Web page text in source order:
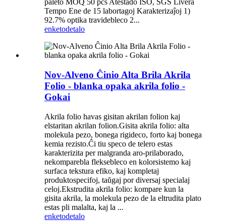
paleto MOQ 50 pcs Atestado ISO, SGS Livera
Tempo Ene de 15 labortagoj Karakterizaĵoj 1)
92.7% optika travidebleco 2...
enketodetalo
Nov-Alveno Ĉinio Alta Brila Akrila
Folio - blanka opaka akrila folio -
Gokai
Akrila folio havas gisitan akrilan folion kaj
elstaritan akrilan folion.Gisita akrila folio: alta
molekula pezo, bonega rigideco, forto kaj bonega
kemia rezisto.Ĉi tiu speco de telero estas
karakterizita per malgranda aro-prilaborado,
nekomparebla fleksebleco en kolorsistemo kaj
surfaca tekstura efiko, kaj kompletaj
produktospecifoj, taŭgaj por diversaj specialaj
celoj.Ekstrudita akrila folio: kompare kun la
gisita akrila, la molekula pezo de la eltrudita plato
estas pli malalta, kaj la ...
enketodetalo